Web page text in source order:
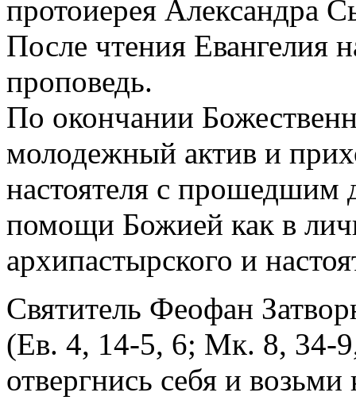
протоиерея Александра
После чтения Евангелия
проповедь.
По окончании
молодежный актив и
настоятеля с прошедшим
помощи Божией как в
архипастырского и
Святитель Феофан
(Ев. 4, 14-5, 6; Мк. 8, 34-
отвергнись себя и